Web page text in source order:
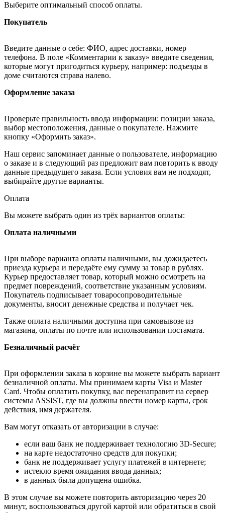
Выберите оптимальный способ оплаты.
Покупатель
Введите данные о себе: ФИО, адрес доставки, номер
телефона. В поле «Комментарии к заказу» введите сведения,
которые могут пригодиться курьеру, например: подъезды в
доме считаются справа налево.
Оформление заказа
Проверьте правильность ввода информации: позиции заказа,
выбор местоположения, данные о покупателе. Нажмите
кнопку «Оформить заказ».
Наш сервис запоминает данные о пользователе, информацию
о заказе и в следующий раз предложит вам повторить к вводу
данные предыдущего заказа. Если условия вам не подходят,
выбирайте другие варианты.
Оплата
Вы можете выбрать один из трёх вариантов оплаты:
Оплата наличными
При выборе варианта оплаты наличными, вы дожидаетесь
приезда курьера и передаёте ему сумму за товар в рублях.
Курьер предоставляет товар, который можно осмотреть на
предмет повреждений, соответствие указанным условиям.
Покупатель подписывает товаросопроводительные
документы, вносит денежные средства и получает чек.
Также оплата наличными доступна при самовывозе из
магазина, оплаты по почте или использовании постамата.
Безналичный расчёт
При оформлении заказа в корзине вы можете выбрать вариант
безналичной оплаты. Мы принимаем карты Visa и Master
Card. Чтобы оплатить покупку, вас перенаправит на сервер
системы ASSIST, где вы должны ввести номер карты, срок
действия, имя держателя.
Вам могут отказать от авторизации в случае:
если ваш банк не поддерживает технологию 3D-Secure;
на карте недостаточно средств для покупки;
банк не поддерживает услугу платежей в интернете;
истекло время ожидания ввода данных;
в данных была допущена ошибка.
В этом случае вы можете повторить авторизацию через 20
минут, воспользоваться другой картой или обратиться в свой